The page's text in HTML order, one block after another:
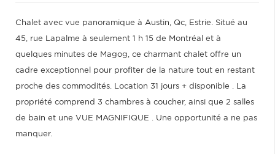
Chalet avec vue panoramique à Austin, Qc, Estrie. Situé au
45, rue Lapalme à seulement 1 h 15 de Montréal et à
quelques minutes de Magog, ce charmant chalet offre un
cadre exceptionnel pour profiter de la nature tout en restant
proche des commodités. Location 31 jours + disponible . La
propriété comprend 3 chambres à coucher, ainsi que 2 salles
de bain et une VUE MAGNIFIQUE . Une opportunité a ne pas
manquer.